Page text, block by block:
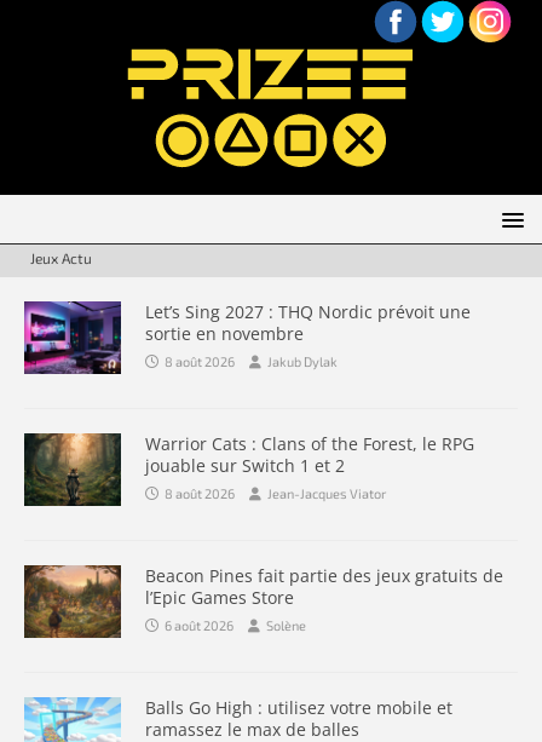
Jeux Actu
Let’s Sing 2027 : THQ Nordic prévoit une
sortie en novembre
8 août 2026 Jakub Dylak
Warrior Cats : Clans of the Forest, le RPG
jouable sur Switch 1 et 2
8 août 2026 Jean-Jacques Viator
Beacon Pines fait partie des jeux gratuits de
l’Epic Games Store
6 août 2026 Solène
Balls Go High : utilisez votre mobile et
ramassez le max de balles